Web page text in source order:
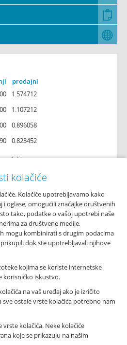
prodajni
1.574712
1.107212
0.896058
0.823452
Arhiva
kolačiće
Kolačiće upotrebljavamo kako
i oglase, omogućili značajke društvenih
tako, podatke o vašoj upotrebi naše
za društvene medije,
mogu kombinirati s drugim podacima
dok ste upotrebljavali njihove
kojima se koriste internetske
korisničko iskustvo.
na vaš uređaj ako je izričito
sve ostale vrste kolačića potrebno nam
kolačića. Neke kolačiće
koje se prikazuju na našim